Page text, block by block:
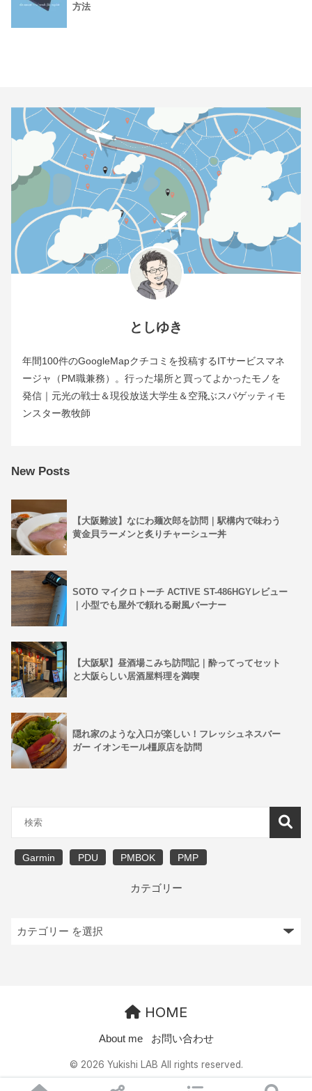
方法
としゆき
年間100件のGoogleMapクチコミを投稿するITサービスマネ
ージャ（PM職兼務）。行った場所と買ってよかったモノを
発信｜元光の戦士＆現役放送大学生＆空飛ぶスパゲッティモ
ンスター教牧師
New Posts
【大阪難波】なにわ麺次郎を訪問｜駅構内で味わう
黄金貝ラーメンと炙りチャーシュー丼
SOTO マイクロトーチ ACTIVE ST-486HGYレビュー
｜小型でも屋外で頼れる耐風バーナー
【大阪駅】昼酒場こみち訪問記｜酔ってってセット
と大阪らしい居酒屋料理を満喫
隠れ家のような入口が楽しい！フレッシュネスバー
ガー イオンモール橿原店を訪問
Garmin PDU PMBOK PMP
カテゴリー
HOME
About me お問い合わせ
© 2026 Yukishi LAB All rights reserved.